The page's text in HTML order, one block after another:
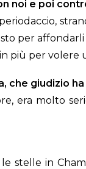
noi e poi
per
più per
che giudizio
era molto
stelle in